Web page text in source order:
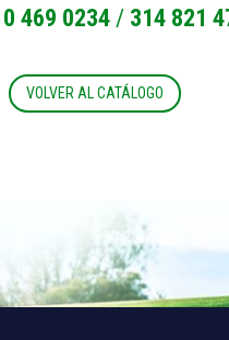
469 0234/ 314 821
VOLVER AL CATÁLOGO